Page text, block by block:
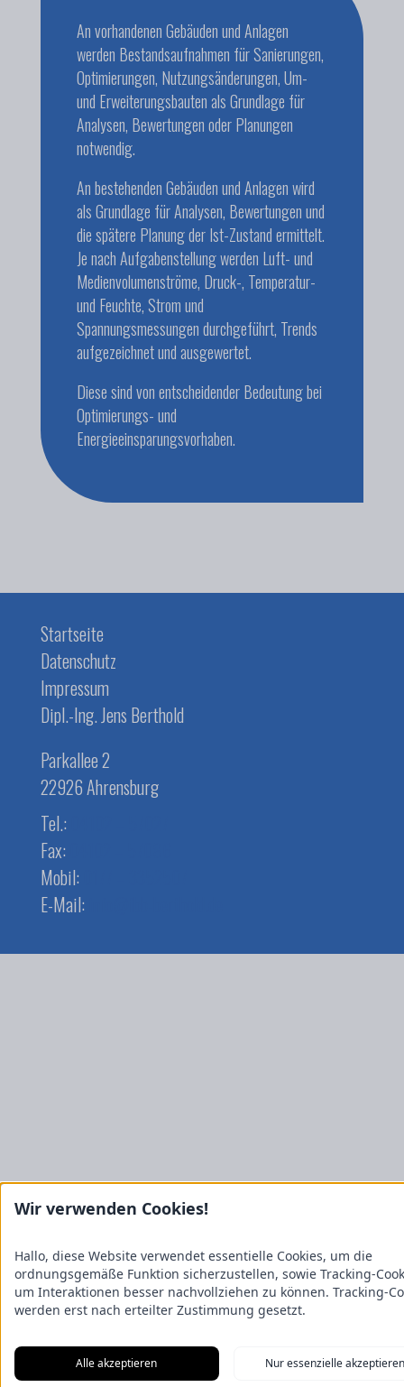
An vorhandenen Gebäuden und Anlagen
werden Bestandsaufnahmen für Sanierungen,
Optimierungen, Nutzungsänderungen, Um-
und Erweiterungsbauten als Grundlage für
Analysen, Bewertungen oder Planungen
notwendig.
An bestehenden Gebäuden und Anlagen wird
als Grundlage für Analysen, Bewertungen und
die spätere Planung der Ist-Zustand ermittelt.
Je nach Aufgabenstellung werden Luft- und
Medienvolumenströme, Druck-, Temperatur-
und Feuchte, Strom und
Spannungsmessungen durchgeführt, Trends
aufgezeichnet und ausgewertet.
Diese sind von entscheidender Bedeutung bei
Optimierungs- und
Energieeinsparungsvorhaben.
Startseite
Datenschutz
Impressum
Dipl.-Ing. Jens Berthold
Parkallee 2
22926 Ahrensburg
Tel.:
Fax:
Mobil:
E-Mail:
Wir verwenden Cookies!
Hallo, diese Website verwendet essentielle Cookies, um die
ordnungsgemäße Funktion sicherzustellen, sowie Tracking-
um Interaktionen besser nachvollziehen zu können. Tracking-
werden erst nach erteilter Zustimmung gesetzt.
Alle akzeptieren Nur essenzielle